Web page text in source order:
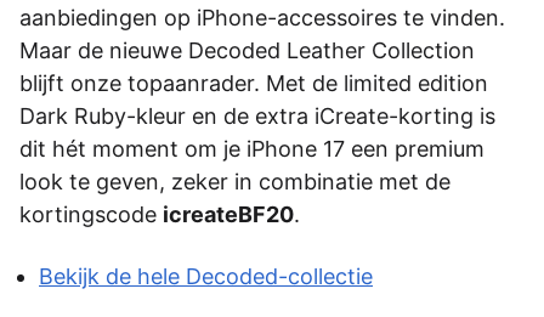
aanbiedingen op iPhone-accessoires te vinden.
Maar de nieuwe Decoded Leather Collection
blijft onze topaanrader. Met de limited edition
Dark Ruby-kleur en de extra iCreate-korting is
dit hét moment om je iPhone 17 een premium
look te geven, zeker in combinatie met de
kortingscode icreateBF20.
Bekijk de hele Decoded-collectie